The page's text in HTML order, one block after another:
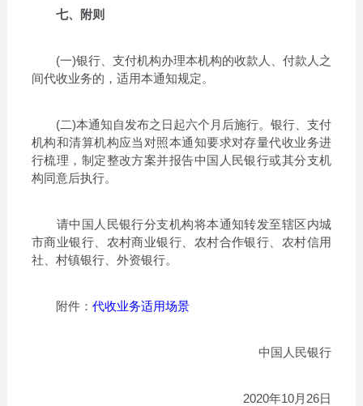
七、附则
(一)银行、支付机构办理本机构的收款人、付款人之
间代收业务的，适用本通知规定。
(二)本通知自发布之日起六个月后施行。银行、支付
机构和清算机构应当对照本通知要求对存量代收业务进
行梳理，制定整改方案并报告中国人民银行或其分支机
构同意后执行。
请中国人民银行分支机构将本通知转发至辖区内城
市商业银行、农村商业银行、农村合作银行、农村信用
社、村镇银行、外资银行。
附件： 代收业务适用场景
中国人民银行
2020年10月26日